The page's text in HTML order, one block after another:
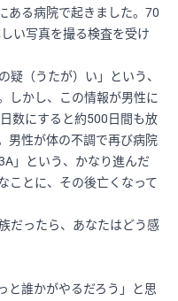
ある病院で起きました。70
い写真を撮る検査を受け
疑（うたが）い」という、
しかし、この情報が男性に
数にすると約500日間も放
男性が体の不調で再び病院
」という、かなり進んだ
ことに、その後亡くなって
だったら、あなたはどう感
と誰かがやるだろう」と思